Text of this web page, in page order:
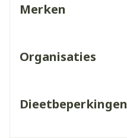
Merken
Organisaties
Dieetbeperkingen